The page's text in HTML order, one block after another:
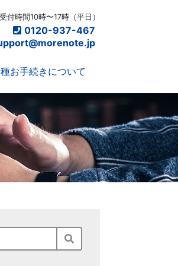
付時間10時〜17時（平日）
0120-937-467
お手続きについて